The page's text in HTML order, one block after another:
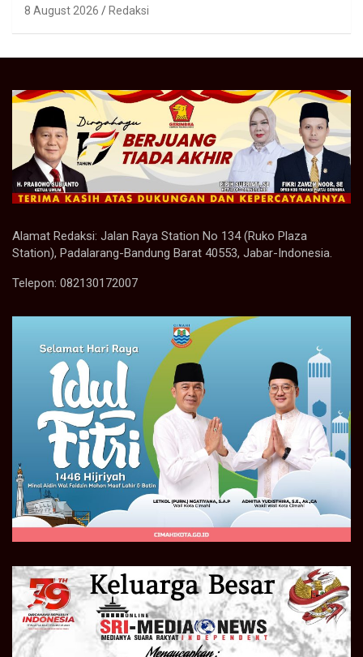
8 August 2026 Redaksi
Alamat Redaksi: Jalan Raya Station No 134 (Ruko Plaza
Station), Padalarang-Bandung Barat 40553, Jabar-Indonesia.
Telepon: 082130172007